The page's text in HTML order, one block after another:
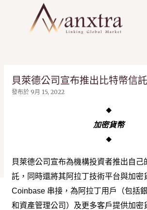
跳到主要內容
貝萊德公司宣布推出比特幣信託
發布於 9月 15, 2022
◆
加密貨幣
◆
貝萊德公司宣布為機構投資者推出自己
託，同時還將其阿拉丁技術平台與加密
Coinbase 串接，為阿拉丁用戶（包括
和資產管理公司）及更多客戶提供加密